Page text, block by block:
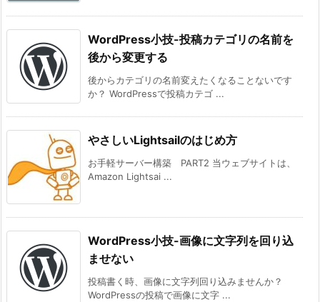
WordPress小技-投稿カテゴリの名前を
後から変更する
後からカテゴリの名前変えたくなることないです
か？ WordPressで投稿カテゴ ...
やさしいLightsailのはじめ方
お手軽サーバー構築 PART2 当ウェブサイトは、
Amazon Lightsai ...
WordPress小技-画像に文字列を回り込
ませない
投稿書く時、画像に文字列回り込みませんか？
WordPressの投稿で画像に文字 ...